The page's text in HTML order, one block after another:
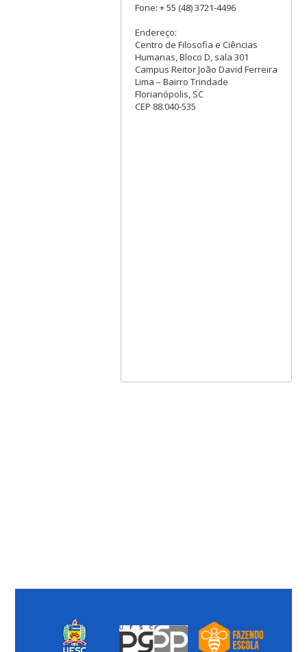
Fone: + 55 (48) 3721-4496
Endereço:
Centro de Filosofia e Ciências
Humanas, Bloco D, sala 301
Campus Reitor João David Ferreira
Lima – Bairro Trindade
Florianópolis, SC
CEP 88.040-535